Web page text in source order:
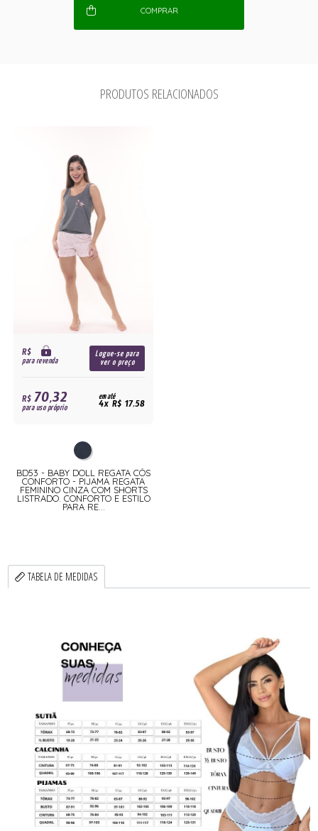
COMPRAR
PRODUTOS RELACIONADOS
R$
para revenda
Logue-se para
ver o preço
R$70,32
para uso próprio
em até
4x R$ 17,58
BD53 - BABY DOLL REGATA CÓS
CONFORTO - PIJAMA REGATA
FEMININO CINZA COM SHORTS
LISTRADO. CONFORTO E ESTILO
PARA RE...
TABELA DE MEDIDAS